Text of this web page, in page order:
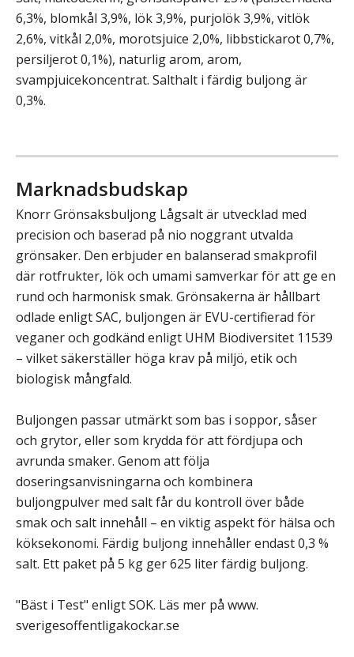
6,3%, blomkål 3,9%, lök 3,9%, purjolök 3,9%, vitlök
2,6%, vitkål 2,0%, morotsjuice 2,0%, libbstickarot 0,7%,
persiljerot 0,1%), naturlig arom, arom,
svampjuicekoncentrat. Salthalt i färdig buljong är
0,3%.
Marknadsbudskap
Knorr Grönsaksbuljong Lågsalt är utvecklad med
precision och baserad på nio noggrant utvalda
grönsaker. Den erbjuder en balanserad smakprofil
där rotfrukter, lök och umami samverkar för att ge en
rund och harmonisk smak. Grönsakerna är hållbart
odlade enligt SAC, buljongen är EVU-certifierad för
veganer och godkänd enligt UHM Biodiversitet 11539
– vilket säkerställer höga krav på miljö, etik och
biologisk mångfald.
Buljongen passar utmärkt som bas i soppor, såser
och grytor, eller som krydda för att fördjupa och
avrunda smaker. Genom att följa
doseringsanvisningarna och kombinera
buljongpulver med salt får du kontroll över både
smak och salt innehåll – en viktig aspekt för hälsa och
köksekonomi. Färdig buljong innehåller endast 0,3 %
salt. Ett paket på 5 kg ger 625 liter färdig buljong.
"Bäst i Test" enligt SOK. Läs mer på www.
sverigesoffentligakockar.se